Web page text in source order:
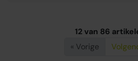
12 van 86
« Vorige